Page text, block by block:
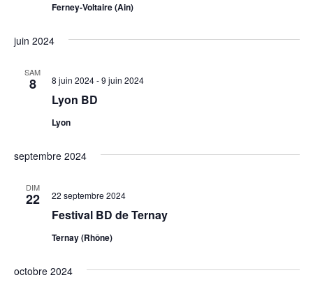
Ferney-Voltaire (Ain)
juin 2024
SAM
8
Lyon BD
8 juin 2024-9 juin 2024
Lyon
septembre 2024
DIM
22
Festival BD de Ternay
22 septembre 2024
Ternay (Rhône)
octobre 2024